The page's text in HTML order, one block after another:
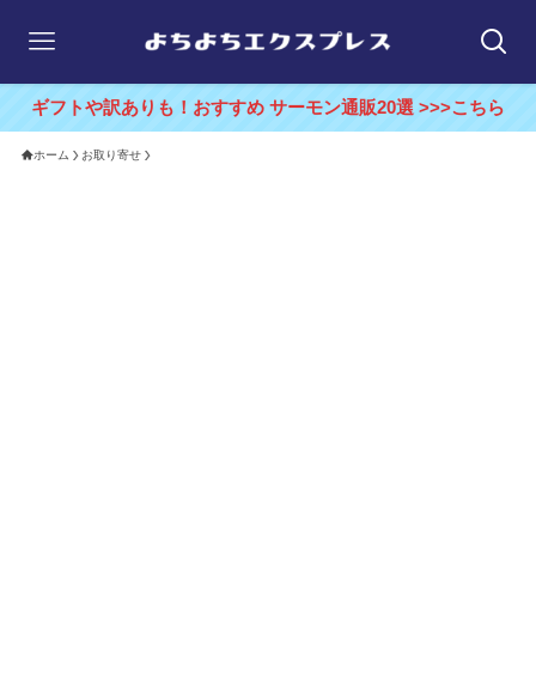
ギフトや訳ありも！おすすめ サーモン通販20選 >>>こちら
ホーム お取り寄せ